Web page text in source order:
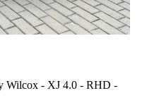
Wilcox - XJ 4.0 - RHD -